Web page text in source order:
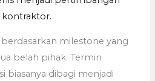
kontraktor.
milestone yang
belah pihak. Termin
biasanya dibagi menjadi